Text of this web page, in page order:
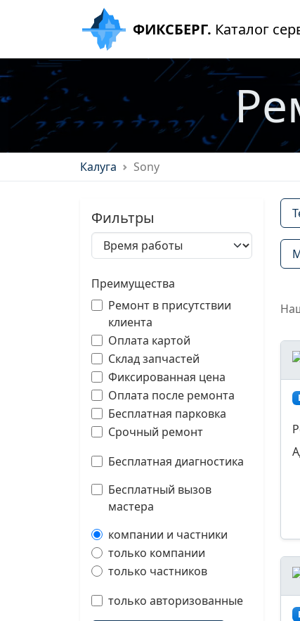
ФИКСБЕРГ. Каталог
Калуга Sony
Фильтры
Преимущества
Ремонт в присутствии
клиента
Оплата картой
Склад запчастей
Фиксированная цена
Оплата после ремонта
Бесплатная парковка
Срочный ремонт
Бесплатная диагностика
Бесплатный вызов
мастера
компании и частники
только компании
только частников
только авторизованные